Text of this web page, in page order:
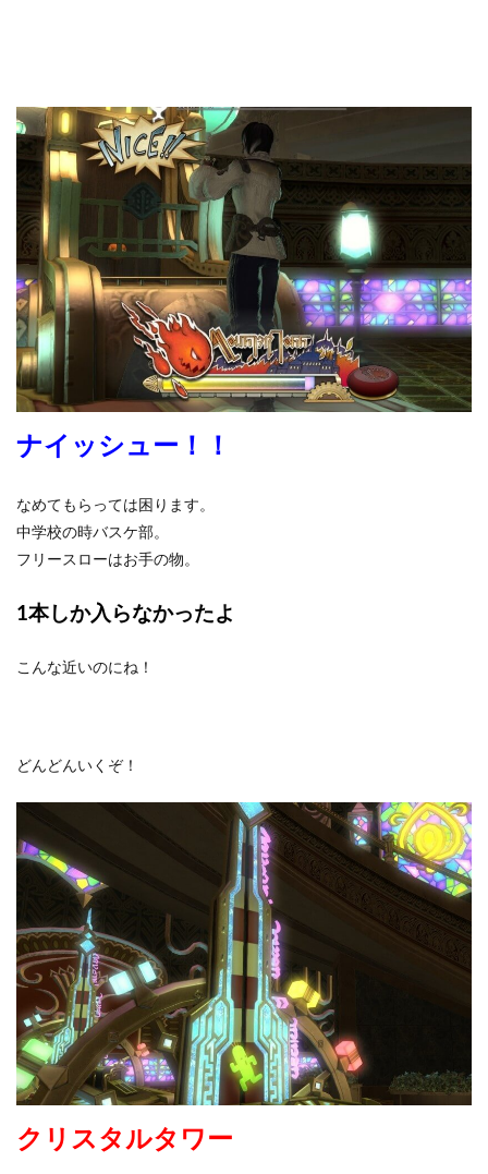
ナイッシュー！！
なめてもらっては困ります。
中学校の時バスケ部。
フリースローはお手の物。
1本しか入らなかったよ
こんな近いのにね！
どんどんいくぞ！
クリスタルタワー